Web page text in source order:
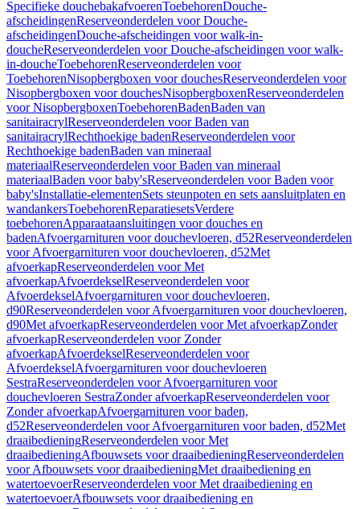
Specifieke douchebakafvoerenToebehorenDouche-
afscheidingenReserveonderdelen voor Douche-
afscheidingenDouche-afscheidingen voor walk-in-
doucheReserveonderdelen voor Douche-afscheidingen voor walk-
in-doucheToebehorenReserveonderdelen voor
ToebehorenNisopbergboxen voor douchesReserveonderdelen voor
Nisopbergboxen voor douchesNisopbergboxenReserveonderdelen
voor NisopbergboxenToebehorenBadenBaden van
sanitairacrylReserveonderdelen voor Baden van
sanitairacrylRechthoekige badenReserveonderdelen voor
Rechthoekige badenBaden van mineraal
materiaalReserveonderdelen voor Baden van mineraal
materiaalBaden voor baby'sReserveonderdelen voor Baden voor
baby'sInstallatie-elementenSets steunpoten en sets aansluitplaten en
wandankersToebehorenReparatiesetsVerdere
toebehorenApparaataansluitingen voor douches en
badenAfvoergarnituren voor douchevloeren, d52Reserveonderdelen
voor Afvoergarnituren voor douchevloeren, d52Met
afvoerkapReserveonderdelen voor Met
afvoerkapAfvoerdekselReserveonderdelen voor
AfvoerdekselAfvoergarnituren voor douchevloeren,
d90Reserveonderdelen voor Afvoergarnituren voor douchevloeren,
d90Met afvoerkapReserveonderdelen voor Met afvoerkapZonder
afvoerkapReserveonderdelen voor Zonder
afvoerkapAfvoerdekselReserveonderdelen voor
AfvoerdekselAfvoergarnituren voor douchevloeren
SestraReserveonderdelen voor Afvoergarnituren voor
douchevloeren SestraZonder afvoerkapReserveonderdelen voor
Zonder afvoerkapAfvoergarnituren voor baden,
d52Reserveonderdelen voor Afvoergarnituren voor baden, d52Met
draaibedieningReserveonderdelen voor Met
draaibedieningAfbouwsets voor draaibedieningReserveonderdelen
voor Afbouwsets voor draaibedieningMet draaibediening en
watertoevoerReserveonderdelen voor Met draaibediening en
watertoevoerAfbouwsets voor draaibediening en